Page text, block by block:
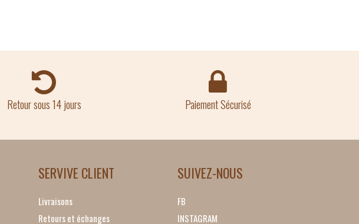
Retour sous 14 jours Paiement Sécurisé
SERVIVE CLIENT
Livraisons
Retours et échanges
SUIVEZ-NOUS
FB
INSTAGRAM